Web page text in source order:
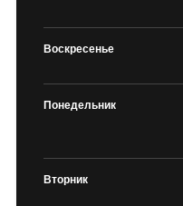
Воскресенье
Понедельник
Вторник